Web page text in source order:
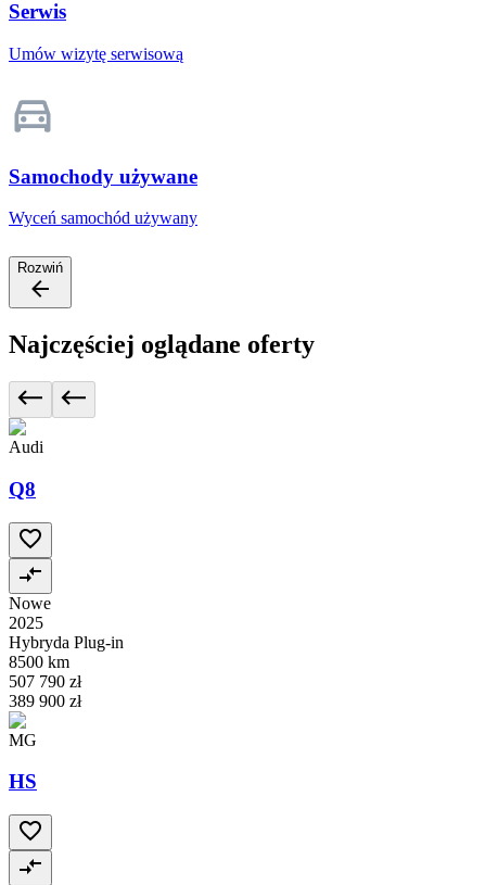
Serwis
Umów wizytę serwisową
Samochody używane
Wyceń samochód używany
Rozwiń
Najczęściej oglądane oferty
Audi
Q8
Nowe
2025
Hybryda Plug-in
8500 km
507 790 zł
389 900 zł
MG
HS